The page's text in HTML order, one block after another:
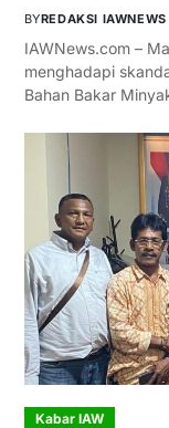
BYREDAKSI IAWNEWS
IAWNews.com –
menghadapi
Bahan Bakar
Kabar IAW